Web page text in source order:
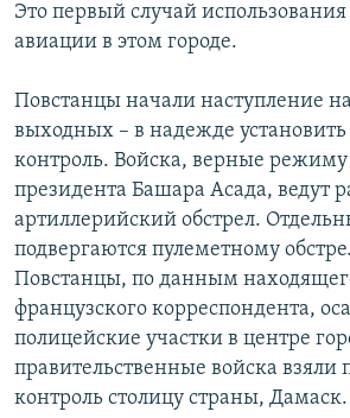
Это первый случай
авиации в этом городе.
Повстанцы начали наступление
выходных – в надежде
контроль. Войска, верные
президента Башара Асада, ведут
артиллерийский обстрел.
подвергаются пулеметному
Повстанцы, по данным
французского корреспондента,
полицейские участки в центре
правительственные войска взяли
контроль столицу страны, Дамаск.